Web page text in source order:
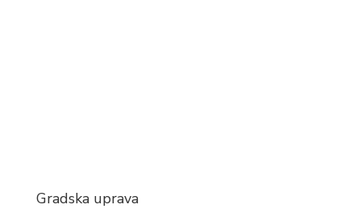
Gradska uprava